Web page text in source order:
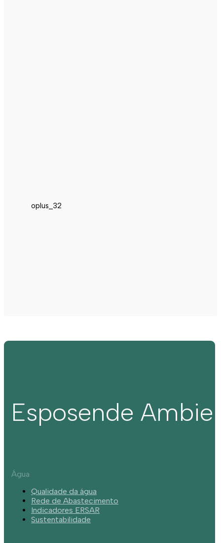
oplus_32
Esposende
Água
Qualidade da água
Rede de Abastecimento
Indicadores ERSAR
Sustentabilidade